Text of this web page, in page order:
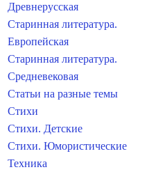
Древнерусская
Старинная литература.
Европейская
Старинная литература.
Средневековая
Статьи на разные темы
Стихи
Стихи. Детские
Стихи. Юмористические
Техника